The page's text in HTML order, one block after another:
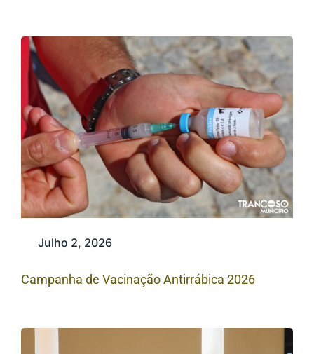
Julho 2, 2026
Campanha de Vacinação Antirrábica 2026